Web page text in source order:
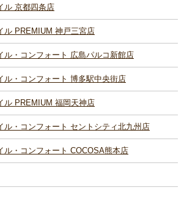
ル 京都四条店
ル PREMIUM 神戸三宮店
ル・コンフォート 広島パルコ新館店
ル・コンフォート 博多駅中央街店
ル PREMIUM 福岡天神店
ル・コンフォート セントシティ北九州店
ル・コンフォート COCOSA熊本店